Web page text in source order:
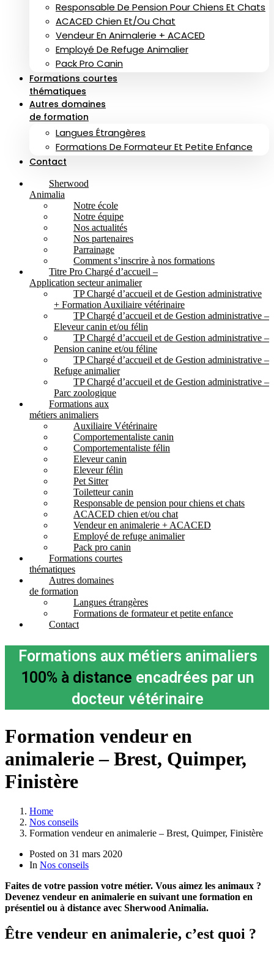
Responsable De Pension Pour Chiens Et Chats
ACACED Chien Et/ou Chat
Vendeur En Animalerie + ACACED
Employé De Refuge Animalier
Pack Pro Canin
Formations courtes
thématiques
Autres domaines
de formation
Langues Étrangères
Formations De Formateur Et Petite Enfance
Contact
Sherwood
Animalia
Notre école
Notre équipe
Nos actualités
Nos partenaires
Parrainage
Comment s’inscrire à nos formations
Titre Pro Chargé d’accueil –
Application secteur animalier
TP Chargé d’accueil et de Gestion administrative
+ Formation Auxiliaire vétérinaire
TP Chargé d’accueil et de Gestion administrative –
Eleveur canin et/ou félin
TP Chargé d’accueil et de Gestion administrative –
Pension canine et/ou féline
TP Chargé d’accueil et de Gestion administrative –
Refuge animalier
TP Chargé d’accueil et de Gestion administrative –
Parc zoologique
Formations aux
métiers animaliers
Auxiliaire Vétérinaire
Comportementaliste canin
Comportementaliste félin
Eleveur canin
Eleveur félin
Pet Sitter
Toiletteur canin
Responsable de pension pour chiens et chats
ACACED chien et/ou chat
Vendeur en animalerie + ACACED
Employé de refuge animalier
Pack pro canin
Formations courtes
thématiques
Autres domaines
de formation
Langues étrangères
Formations de formateur et petite enfance
Contact
Formations aux métiers animaliers
100% à distance encadrées par un
docteur vétérinaire
Formation vendeur en
animalerie – Brest, Quimper,
Finistère
Home
Nos conseils
Formation vendeur en animalerie – Brest, Quimper, Finistère
Posted on 31 mars 2020
In Nos conseils
Faites de votre passion votre métier. Vous aimez les animaux ?
Devenez vendeur en animalerie en suivant une formation en
présentiel ou à distance avec Sherwood Animalia.
Être vendeur en animalerie, c’est quoi ?